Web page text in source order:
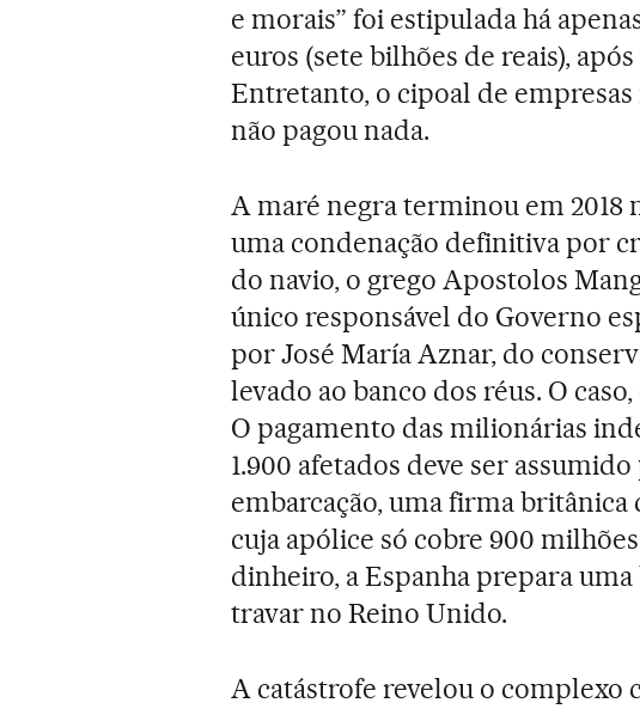
e morais” foi estipulada há
euros (sete bilhões de reais),
Entretanto, o cipoal de
não pagou nada.
A maré negra terminou em 2018
uma condenação definitiva por
do navio, o grego Apostolos
único responsável do Governo
por José María Aznar, do
levado ao banco dos réus. O
O pagamento das milionárias
1.900 afetados deve ser
embarcação, uma firma
cuja apólice só cobre 900
dinheiro, a Espanha prepara
travar no Reino Unido.
A catástrofe revelou o complexo